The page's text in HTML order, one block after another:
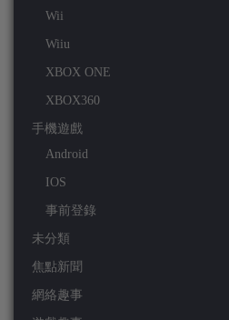
Wii
Wiiu
XBOX ONE
XBOX360
手機遊戲
Android
IOS
事前登錄
未分類
焦點新聞
網絡趣事